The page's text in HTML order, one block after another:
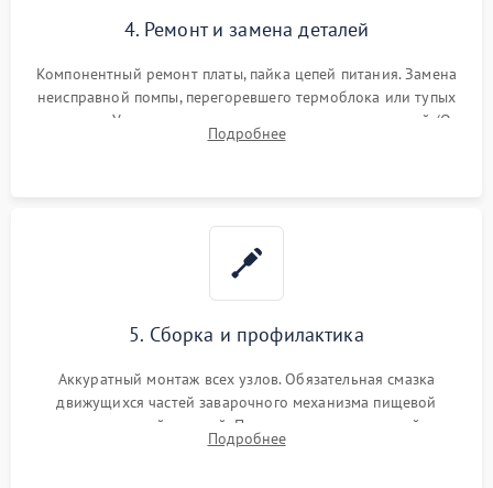
4. Ремонт и замена деталей
Компонентный ремонт платы, пайка цепей питания. Замена
неисправной помпы, перегоревшего термоблока или тупых
жерновов. Установка новых силиконовых уплотнителей (O-
ring) и тефлоновых трубок для надежного устранения
Подробнее
5. Сборка и профилактика
Аккуратный монтаж всех узлов. Обязательная смазка
движущихся частей заварочного механизма пищевой
силиконовой смазкой. Проведение программной
декальцинации и очистки системы от кофейных масел.
Подробнее